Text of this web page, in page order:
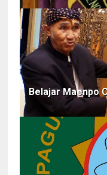
Belajar Maenpo